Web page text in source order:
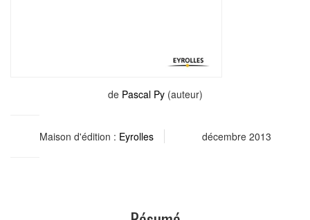
de Pascal Py(auteur)
Maison d'édition : Eyrolles décembre 2013